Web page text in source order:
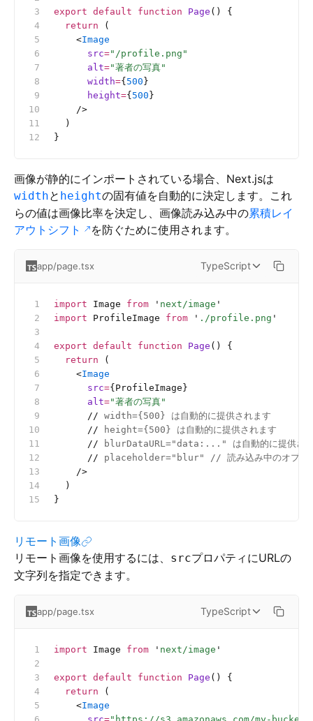
export default function Page () {
  return
(
    <
Image
      src
="/profile.png"
      alt
="著者の写真"
      width
={500}
      height
={500}
    />
  )
}
画像が静的にインポートされている場合、Next.jsは
widthと heightの固有値を自動的に決定します。これ
らの値は画像比率を決定し、画像読み込み中の累積レイ
アウトシフト
を防ぐために使用されます。
app/page.tsx TypeScript
import Image from ' next/image '
import ProfileImage from ' ./profile.png '
export default function Page () {
  return
(
    <
Image
      src
={ProfileImage}
      alt
="著者の写真"
      //
width={500} は自動的に提供されます
      //
height={500} は自動的に提供されます
      //
blurDataURL="data:..." は自動的に提供さ
      //
placeholder="blur" // 読み込み中のオプショ
    />
  )
}
リモート画像
リモート画像を使用するには、 srcプロパティにURLの
文字列を指定できます。
app/page.tsx TypeScript
import Image from ' next/image '
export default function Page () {
  return
(
    <
Image